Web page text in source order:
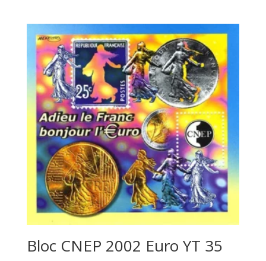
Bloc CNEP 2002 Euro YT 35